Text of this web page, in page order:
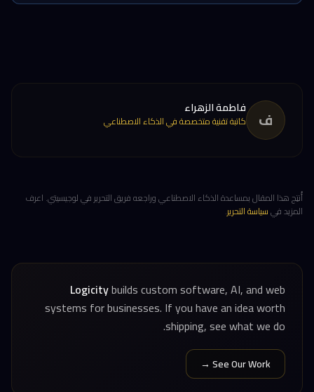
ف فاطمة الزهراء
كاتبة تقنية متخصصة في الذكاء الاصطناعي
أُنتِج هذا المقال بمساعدة الذكاء الاصطناعي وراجعه فريق التحرير في لوجيسيتي. اعرف
المزيد فيسياسة التحرير.
Logicitybuilds custom software, AI, and web
systems for businesses. If you have an idea worth
shipping, see what we do.
See Our Work →